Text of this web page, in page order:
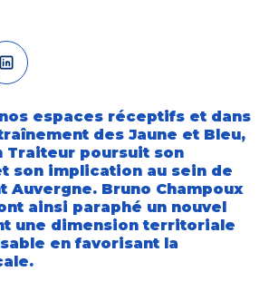
espaces réceptifs et dans
des Jaune et Bleu,
Traiteur poursuit son
son implication au sein de
Auvergne. Bruno Champoux
ainsi paraphé un nouvel
une dimension territoriale
en favorisant la